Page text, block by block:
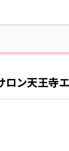
ロン天王寺